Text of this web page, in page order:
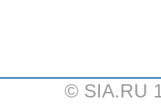
© SIA.RU